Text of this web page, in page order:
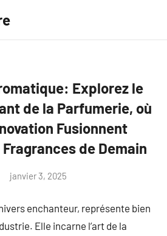
Explorez le
de la Parfumerie, où
Fusionnent
de Demain
janvier 3, 2025
enchanteur, représente bien
Elle incarne l’art de la